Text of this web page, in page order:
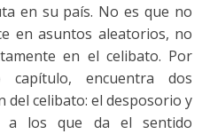
en su país. No es que no
en asuntos aleatorios, no
en el celibato. Por
encuentra dos
del celibato: el desposorio y
a los que da el sentido